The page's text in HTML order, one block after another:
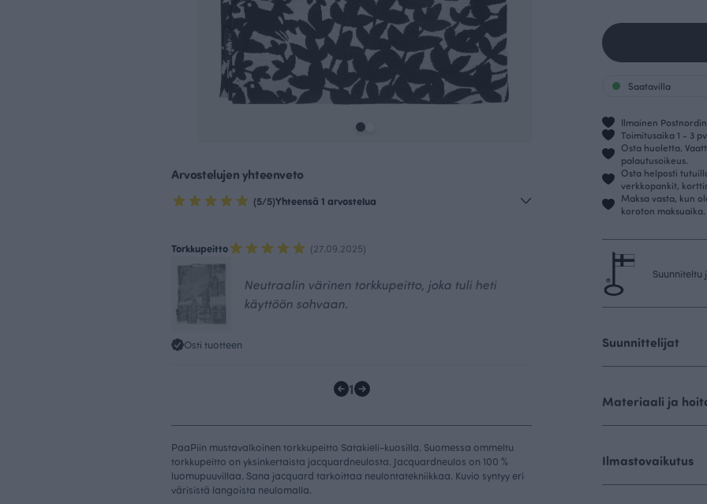
Arvostelujen yhteenveto
(5/5)Yhteensä 1 arvostelua
Torkkupeitto (27.09.2025)
Neutraalin värinen torkkupeitto, joka tuli heti
käyttöön sohvaan.
Osti tuotteen
1
PaaPiin mustavalkoinen torkkupeitto Satakieli-kuosilla. Suomessa ommeltu
torkkupeitto on yksinkertaista jacquardneulosta. Jacquardneulos on 100 %
luomupuuvillaa. Sana jacquard tarkoittaa neulontatekniikkaa. Kuvio syntyy eri
värisistä langoista neulomalla.
Saatavilla
Ilmainen
Toimitusaika 1 - 3 pv
Osta huoletta.
palautusoikeus.
Osta helposti
verkkopankit,
Maksa vasta, kun
koroton maksuaika.
Suunniteltu
Suunnittelijat
Materiaali ja
Ilmastovaikutus